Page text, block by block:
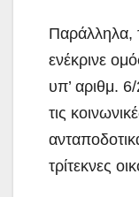
Παράλληλα,
ενέκρινε
υπ’ αριθμ.
τις
τρίτεκνες